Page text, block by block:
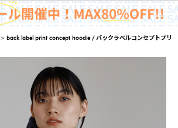
>back label print concept hoodie / バックラベルコンセプトプリ